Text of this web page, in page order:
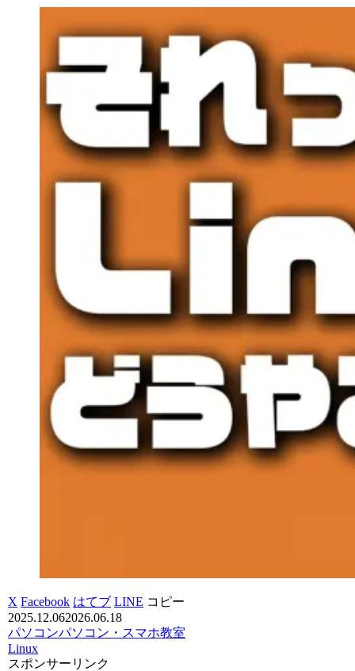
X Facebook はてブ LINE コピー
2025.12.062026.06.18
パソコンパソコン・スマホ教室
Linux
スポンサーリンク